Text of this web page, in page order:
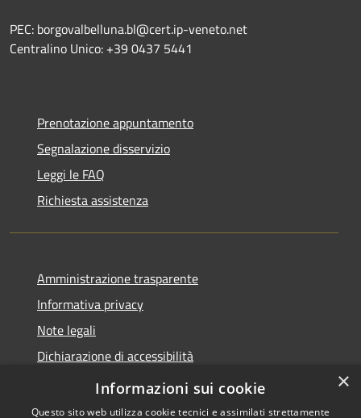
PEC: borgovalbelluna.bl@cert.ip-veneto.net
Centralino Unico: +39 0437 5441
Prenotazione appuntamento
Segnalazione disservizio
Leggi le FAQ
Richiesta assistenza
Amministrazione trasparente
Informativa privacy
Note legali
Dichiarazione di accessibilità
Piano di miglioramento dei servizi
×
Informazioni sui cookie
Questo sito web utilizza cookie tecnici e assimilati strettamente